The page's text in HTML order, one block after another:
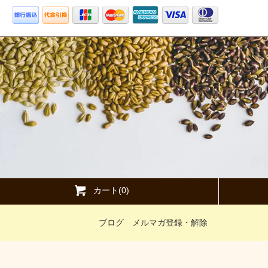
カート(0)
ブログ メルマガ登録・解除